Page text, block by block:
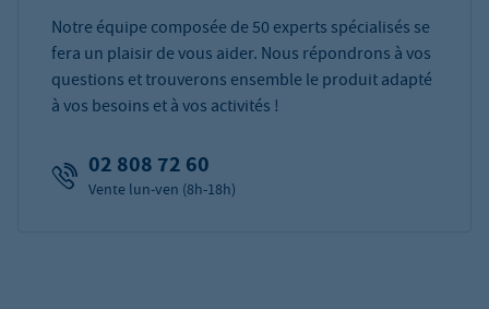
Notre équipe composée de 50 experts spécialisés se
fera un plaisir de vous aider. Nous répondrons à vos
questions et trouverons ensemble le produit adapté
à vos besoins et à vos activités !
02 808 72 60
Vente lun-ven (8h-18h)